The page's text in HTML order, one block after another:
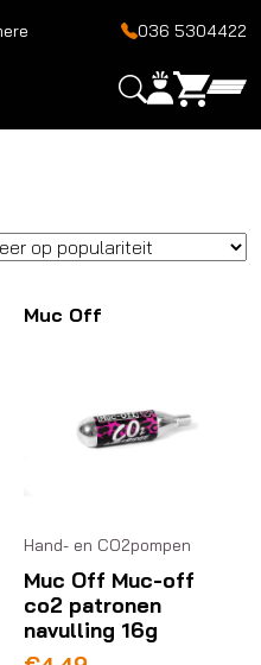
036 5304422
Muc Off
Hand- en CO2pompen
Muc Off Muc-off
co2 patronen
navulling 16g